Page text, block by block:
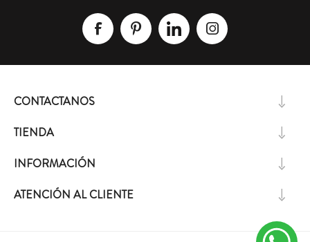
CONTACTANOS
TIENDA
INFORMACIÓN
ATENCIÓN AL CLIENTE